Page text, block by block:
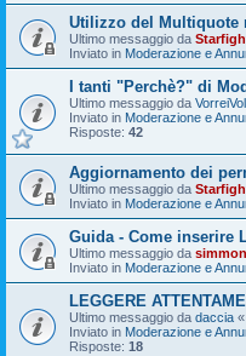
Utilizzo del Multiquote
Ultimo messaggio da
Inviato in Moderazione e
I tanti "Perchè?" di
Ultimo messaggio da
Inviato in Moderazione e
Risposte: 42
Aggiornamento dei
Ultimo messaggio da
Inviato in Moderazione e
Guida - Come inserire
Ultimo messaggio da
Inviato in Moderazione e
LEGGERE
Ultimo messaggio da daccia «
Inviato in Moderazione e
Risposte: 18